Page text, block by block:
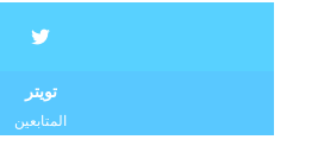
تويتر
المتابعين